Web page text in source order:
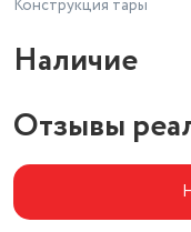
Конструкция тары
Наличие
Отзывы